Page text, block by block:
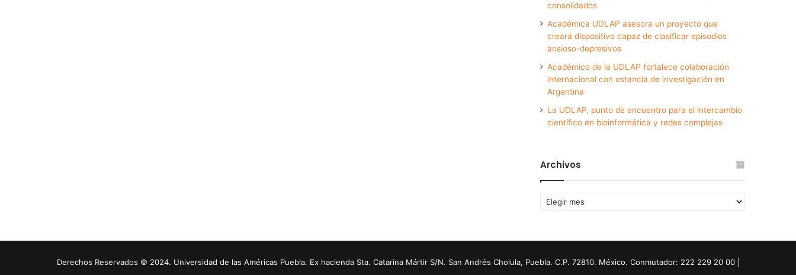
consolidados
Académica UDLAP asesora un proyecto que
creará dispositivo capaz de clasificar episodios
ansioso-depresivos
Académico de la UDLAP fortalece colaboración
internacional con estancia de investigación en
Argentina
La UDLAP, punto de encuentro para el intercambio
científico en bioinformática y redes complejas
Archivos
Archivos
Derechos Reservados © 2024. Universidad de las Américas Puebla. Ex hacienda Sta. Catarina Mártir S/N. San Andrés Cholula, Puebla. C.P. 72810. México. Conmutador: 222 229 20 00 |